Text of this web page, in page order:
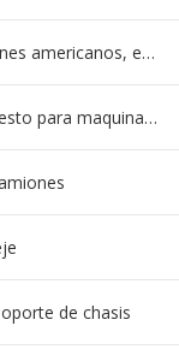
Serie de camiones americanos, europeos y japoneses
Piezas de repuesto para maquinaria de ingeniería de camiones mineros
de chasis